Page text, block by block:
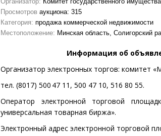
Просмотров аукциона: 315
Категория: продажа коммерческой недвижимости
Местоположение: Минская область, Солигорский
Информация об
Организатор электронных торгов: комитет «
тел. (8017) 500 47 11, 500 47 10, 516 80 55.
Оператор электронной торговой
универсальная товарная биржа».
Электронный адрес электронной торговой